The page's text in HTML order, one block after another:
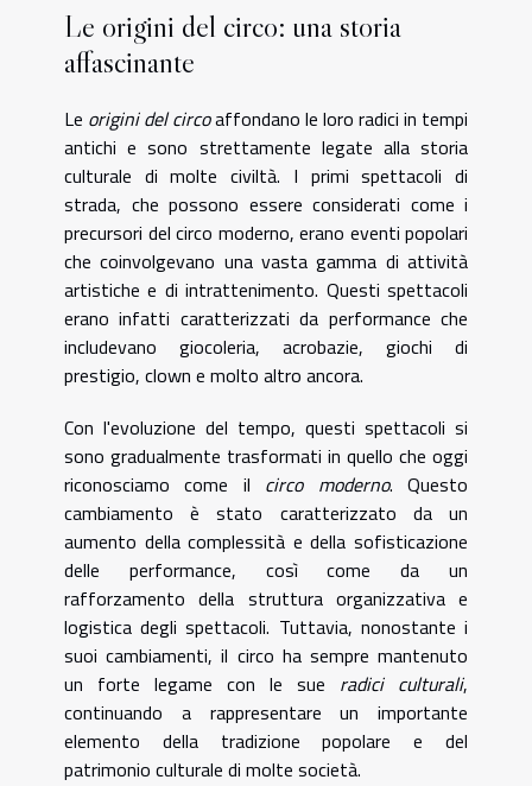
Le origini del circo: una storia
affascinante
Le origini del circoaffondano le loro radici in tempi
antichi e sono strettamente legate alla storia
culturale di molte civiltà. I primi spettacoli di
strada, che possono essere considerati come i
precursori del circo moderno, erano eventi popolari
che coinvolgevano una vasta gamma di attività
artistiche e di intrattenimento. Questi spettacoli
erano infatti caratterizzati da performance che
includevano giocoleria, acrobazie, giochi di
prestigio, clown e molto altro ancora.
Con l'evoluzione del tempo, questi spettacoli si
sono gradualmente trasformati in quello che oggi
riconosciamo come il circo moderno. Questo
cambiamento è stato caratterizzato da un
aumento della complessità e della sofisticazione
delle performance, così come da un
rafforzamento della struttura organizzativa e
logistica degli spettacoli. Tuttavia, nonostante i
suoi cambiamenti, il circo ha sempre mantenuto
un forte legame con le sue radici culturali,
continuando a rappresentare un importante
elemento della tradizione popolare e del
patrimonio culturale di molte società.